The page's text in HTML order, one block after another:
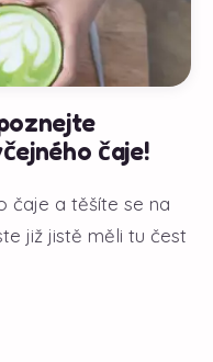
čaje!
čaje a těšíte se na
již jistě měli tu čest